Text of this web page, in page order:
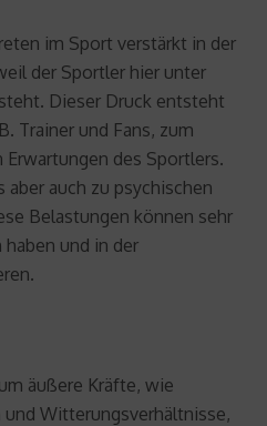
im Sport verstärkt in der
der Sportler hier unter
Dieser Druck entsteht
Trainer und Fans, zum
Erwartungen des Sportlers.
aber auch zu psychischen
Belastungen können sehr
und in der
äußere Kräfte, wie
Witterungsverhältnisse,